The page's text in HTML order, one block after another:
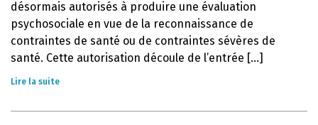
désormais autorisés à produire une évaluation
psychosociale en vue de la reconnaissance de
contraintes de santé ou de contraintes sévères de
santé. Cette autorisation découle de l’entrée [...]
Lire la suite